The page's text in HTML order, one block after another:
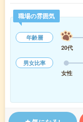
職場の雰囲気
年齢層
20代
男女比率
女性